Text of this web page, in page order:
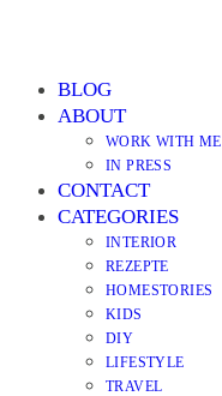
BLOG
ABOUT
WORK WITH ME
IN PRESS
CONTACT
CATEGORIES
INTERIOR
REZEPTE
HOMESTORIES
KIDS
DIY
LIFESTYLE
TRAVEL